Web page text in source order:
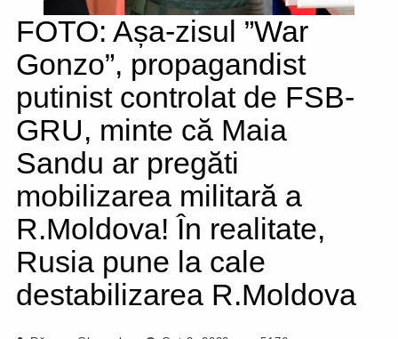
FOTO: Așa-zisul ”War
Gonzo”, propagandist
putinist controlat de FSB-
GRU, minte că Maia
Sandu ar pregăti
mobilizarea militară a
R.Moldova! În realitate,
Rusia pune la cale
destabilizarea R.Moldova